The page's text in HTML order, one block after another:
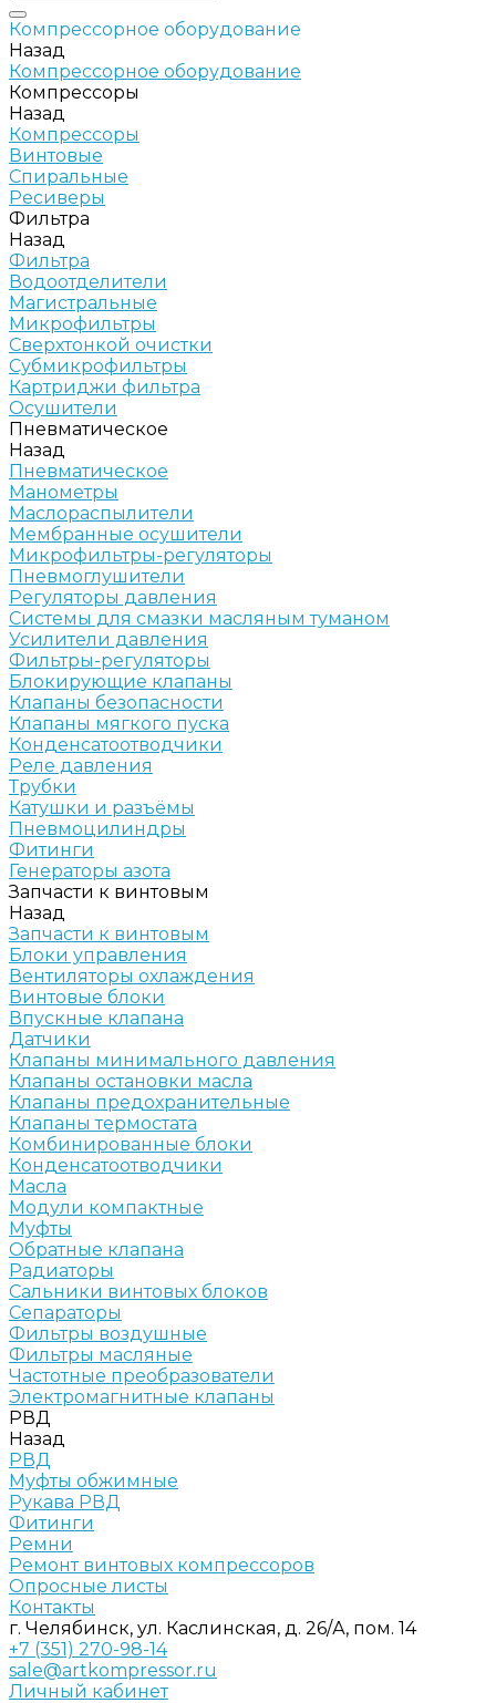
Компрессорное оборудование
Назад
Компрессорное оборудование
Компрессоры
Назад
Компрессоры
Винтовые
Спиральные
Ресиверы
Фильтра
Назад
Фильтра
Водоотделители
Магистральные
Микрофильтры
Сверхтонкой очистки
Субмикрофильтры
Картриджи фильтра
Осушители
Пневматическое
Назад
Пневматическое
Манометры
Маслораспылители
Мембранные осушители
Микрофильтры-регуляторы
Пневмоглушители
Регуляторы давления
Системы для смазки масляным туманом
Усилители давления
Фильтры-регуляторы
Блокирующие клапаны
Клапаны безопасности
Клапаны мягкого пуска
Конденсатоотводчики
Реле давления
Трубки
Катушки и разъёмы
Пневмоцилиндры
Фитинги
Генераторы азота
Запчасти к винтовым
Назад
Запчасти к винтовым
Блоки управления
Вентиляторы охлаждения
Винтовые блоки
Впускные клапана
Датчики
Клапаны минимального давления
Клапаны остановки масла
Клапаны предохранительные
Клапаны термостата
Комбинированные блоки
Конденсатоотводчики
Масла
Модули компактные
Муфты
Обратные клапана
Радиаторы
Сальники винтовых блоков
Сепараторы
Фильтры воздушные
Фильтры масляные
Частотные преобразователи
Электромагнитные клапаны
РВД
Назад
РВД
Муфты обжимные
Рукава РВД
Фитинги
Ремни
Ремонт винтовых компрессоров
Опросные листы
Контакты
г. Челябинск, ул. Каслинская, д. 26/А, пом. 14
+7 (351) 270-98-14
sale@artkompressor.ru
Личный кабинет